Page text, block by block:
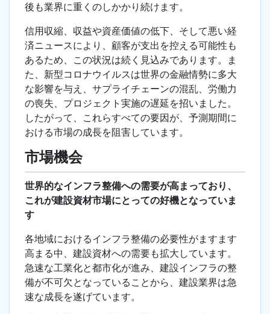
後も業界に重くのしかかり続けます。
信用収縮、収益や資産価値の低下、そして悪い経
済ニュースにより、顧客が支出を控える可能性も
あるため、この状況は続く見込みであります。ま
た、新型コロナウイルスは世界の金融情勢に多大
な影響を与え、サプライチェーンの混乱、労働力
の喪失、プロジェクト実施の遅延を招いました。
したがって、これらすべての要因が、予測期間に
おける市場の成長を阻害しています。
市場機会
世界的なインフラ整備への需要が高まっており、
これが建設資材市場にとっての好機となっていま
す
各地域におけるインフラ整備の必要性がますます
高まる中、建設資材への需要も拡大しています。
急速な工業化と都市化が進み、建設インフラの整
備が不可欠となっていることから、建設業界は急
速な成長を遂げています。